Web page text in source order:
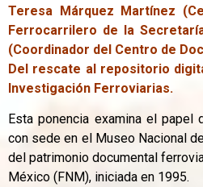
Teresa Márquez Martínez
Ferrocarrilero de la
(Coordinador del Centro de
Del rescate al repositorio
Investigación Ferroviarias.
Esta ponencia examina el papel
con sede en el Museo Nacional
del patrimonio documental
México (FNM), iniciada en 1995.